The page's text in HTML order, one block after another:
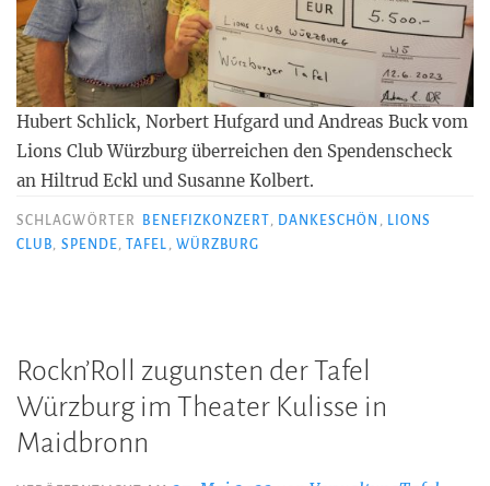
Hubert Schlick, Norbert Hufgard und Andreas Buck vom
Lions Club Würzburg überreichen den Spendenscheck
an Hiltrud Eckl und Susanne Kolbert.
SCHLAGWÖRTER BENEFIZKONZERT, DANKESCHÖN , LIONS
CLUB, SPENDE,TAFEL , WÜRZBURG
Rockn’Roll zugunsten der Tafel
Würzburg im Theater Kulisse in
Maidbronn